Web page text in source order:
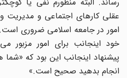
عقلی کارهای اجتماعی و مدیریت و
امور در جامعه اسلامی ضروری
خود اینجانب برای امور مزبور می
پیشنهاد اینجانب این بود که «شما
انجام بدهید صحیح است.»